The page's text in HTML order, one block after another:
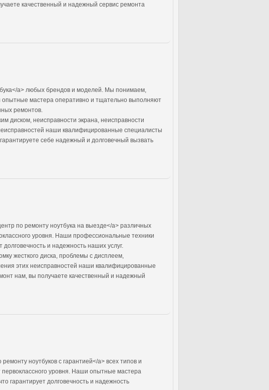
качественный и надежный сервис ремонта
a> любых брендов и моделей. Мы понимаем,
опытные мастера оперативно и тщательно выполняют
ремонтов.
диском, неисправности экрана, неисправности
наши квалифицированные специалисты
себе надежный и долговечный вызвать
по ремонту ноутбука на выезде</a> различных
уровня. Наши профессиональные техники
и надежность наших услуг.
жесткого диска, проблемы с дисплеем,
этих неисправностей наши квалифицированные
нам, вы получаете качественный и надежный
ремонту ноутбуков с гарантией</a> всех типов и
уровня. Наши опытные мастера
гарантирует долговечность и надежность